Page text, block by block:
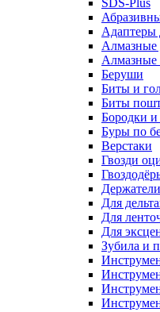
SDS-Plus
Адаптеры
Алмазные
Алмазные
Беруши
Биты и
Биты
Бородки
Буры по
Верстаки
Гвозди
Для
Для
Для
Зубила и